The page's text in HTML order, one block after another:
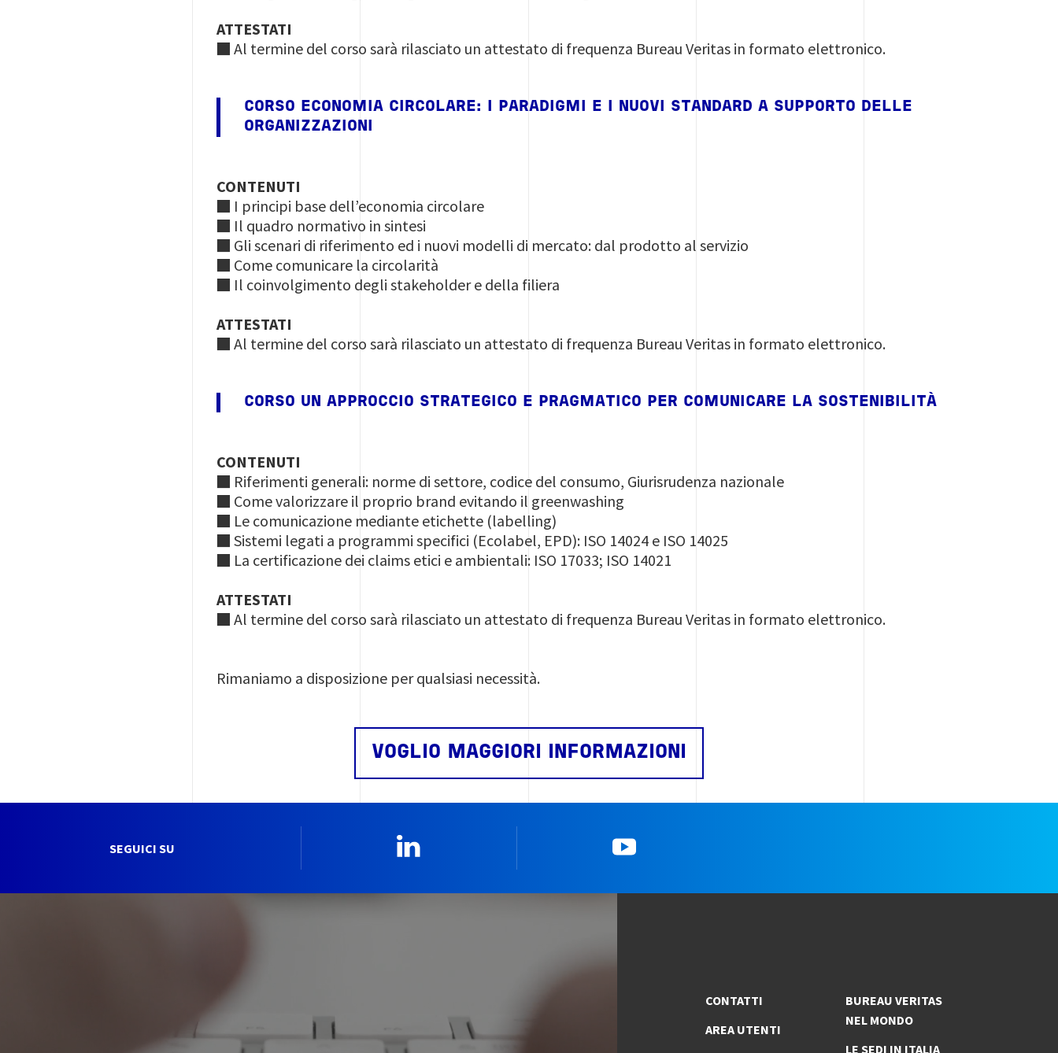
ATTESTATI
■ Al termine del corso sarà rilasciato un attestato di frequenza Bureau Veritas in formato elettronico.
CORSO ECONOMIA CIRCOLARE: I PARADIGMI E I NUOVI STANDARD A SUPPORTO DELLE
ORGANIZZAZIONI
CONTENUTI
■ I principi base dell’economia circolare
■ Il quadro normativo in sintesi
■ Gli scenari di riferimento ed i nuovi modelli di mercato: dal prodotto al servizio
■ Come comunicare la circolarità
■ Il coinvolgimento degli stakeholder e della filiera
ATTESTATI
■ Al termine del corso sarà rilasciato un attestato di frequenza Bureau Veritas in formato elettronico.
CORSO UN APPROCCIO STRATEGICO E PRAGMATICO PER COMUNICARE LA SOSTENIBILITÀ
CONTENUTI
■ Riferimenti generali: norme di settore, codice del consumo, Giurisrudenza nazionale
■ Come valorizzare il proprio brand evitando il greenwashing
■ Le comunicazione mediante etichette (labelling)
■ Sistemi legati a programmi specifici (Ecolabel, EPD): ISO 14024 e ISO 14025
■ La certificazione dei claims etici e ambientali: ISO 17033; ISO 14021
ATTESTATI
■ Al termine del corso sarà rilasciato un attestato di frequenza Bureau Veritas in formato elettronico.
Rimaniamo a disposizione per qualsiasi necessità.
VOGLIO MAGGIORI INFORMAZIONI
SEGUICI SU
CONTATTI
AREA UTENTI
BUREAU VERITAS
NEL MONDO
LE SEDI IN ITALIA